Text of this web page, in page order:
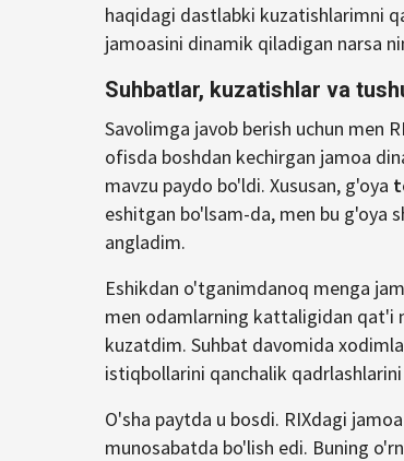
haqidagi dastlabki kuzatishlarimni
jamoasini dinamik qiladigan narsa
Suhbatlar, kuzatishlar va
Savolimga javob berish uchun men
ofisda boshdan kechirgan jamoa
mavzu paydo bo'ldi. Xususan, g'oya
eshitgan bo'lsam-da, men bu g'oya
angladim.
Eshikdan o'tganimdanoq menga
men odamlarning kattaligidan qat'i
kuzatdim. Suhbat davomida
istiqbollarini qanchalik
O'sha paytda u bosdi. RIXdagi
munosabatda bo'lish edi. Buning